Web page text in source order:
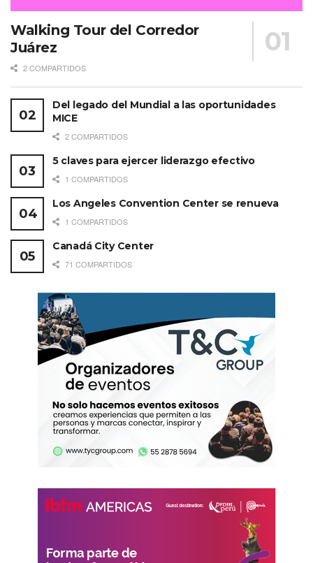
Walking Tour del Corredor
Juárez
2 COMPARTIDOS
Del legado del Mundial a las oportunidades
MICE
2 COMPARTIDOS
5 claves para ejercer liderazgo efectivo
1 COMPARTIDOS
Los Angeles Convention Center se renueva
1 COMPARTIDOS
Canadá City Center
71 COMPARTIDOS